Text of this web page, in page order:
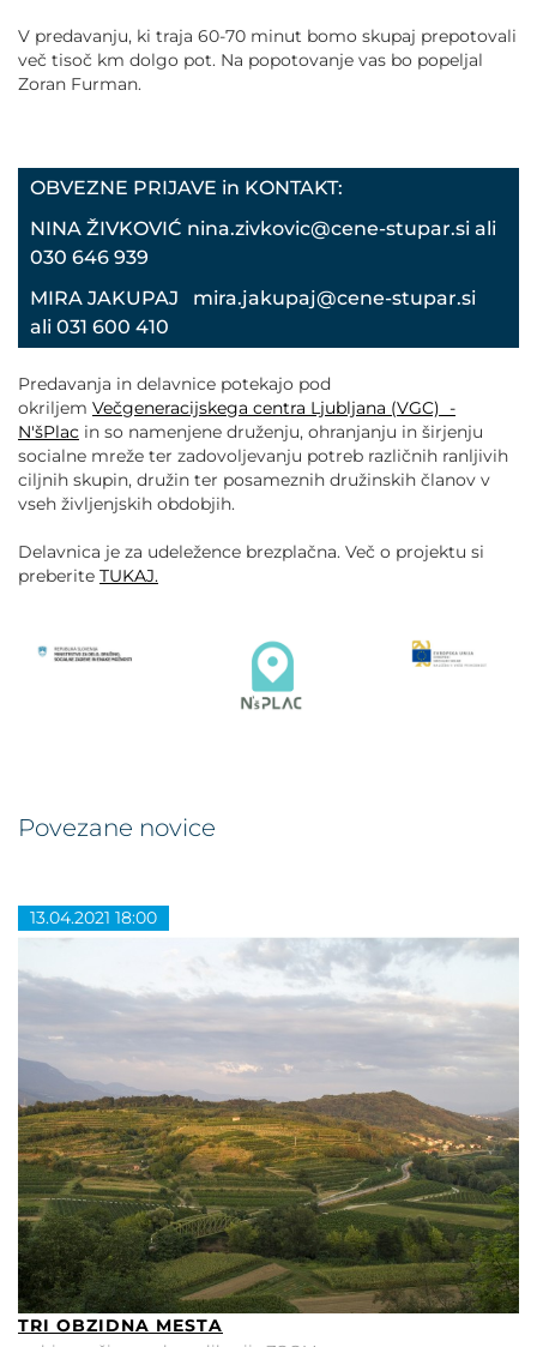
V predavanju, ki traja 60-70 minut bomo skupaj prepotovali
več tisoč km dolgo pot. Na popotovanje vas bo popeljal
Zoran Furman.
OBVEZNE PRIJAVE in KONTAKT:
NINA ŽIVKOVIĆ nina.zivkovic@cene-stupar.si ali
030 646 939
MIRA JAKUPAJ mira.jakupaj@cene-stupar.si
ali 031 600 410
Predavanja in delavnice potekajo pod
okriljem Večgeneracijskega centra Ljubljana (VGC) -
N'šPlac in so namenjene druženju, ohranjanju in širjenju
socialne mreže ter zadovoljevanju potreb različnih ranljivih
ciljnih skupin, družin ter posameznih družinskih članov v
vseh življenjskih obdobjih.
Delavnica je za udeležence brezplačna. Več o projektu si
preberite TUKAJ.
Povezane novice
13.04.2021 18:00
TRI OBZIDNA MESTA